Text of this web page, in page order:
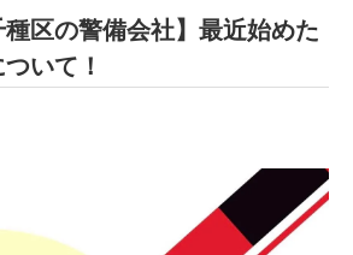
種区の警備会社】最近始めた
いて！